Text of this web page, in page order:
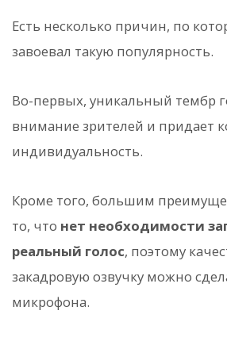
Есть несколько причин, по
завоевал такую популярность.
Во-первых, уникальный тембр
внимание зрителей и придает
индивидуальность.
Кроме того, большим
то, что нет необходимости
реальный голос, поэтому
закадровую озвучку можно
микрофона.